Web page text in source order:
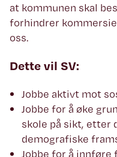
at kommunen skal
forhindrer
oss.
Dette vil SV:
Jobbe aktivt mot
Jobbe for å øke
skole på sikt, etter
demografiske
Jobbe for å innføre